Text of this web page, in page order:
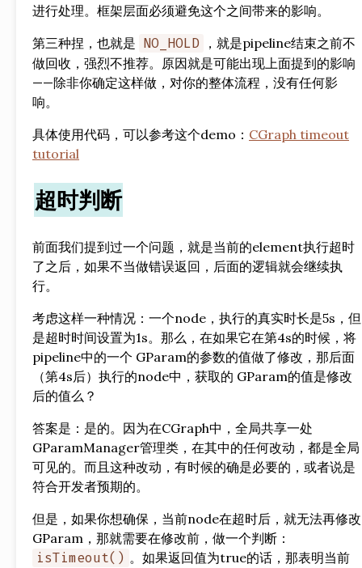
进行处理。框架层面必须避免这个之间带来的影响。
第三种捏，也就是 NO_HOLD
，就是pipeline结束之前不
做回收，强烈不推荐。原因就是可能出现上面提到的影响
——除非你确定这样做，对你的整体流程，没有任何影
响。
具体使用代码，可以参考这个demo： CGraph timeout
tutorial
超时判断
前面我们提到过一个问题，就是当前的element执行超时
了之后，如果不当做错误返回，后面的逻辑就会继续执
行。
考虑这样一种情况：一个node，执行的真实时长是5s，但
是超时时间设置为1s。那么，在如果它在第4s的时候，将
pipeline中的一个 GParam的参数的值做了修改，那后面
（第4s后）执行的node中，获取的 GParam的值是修改
后的值么？
答案是：是的。因为在CGraph中，全局共享一处
GParamManager管理类，在其中的任何改动，都是全局
可见的。而且这种改动，有时候的确是必要的，或者说是
符合开发者预期的。
但是，如果你想确保，当前node在超时后，就无法再修改
GParam，那就需要在修改前，做一个判断：
isTimeout() 。如果返回值为true的话，那表明当前